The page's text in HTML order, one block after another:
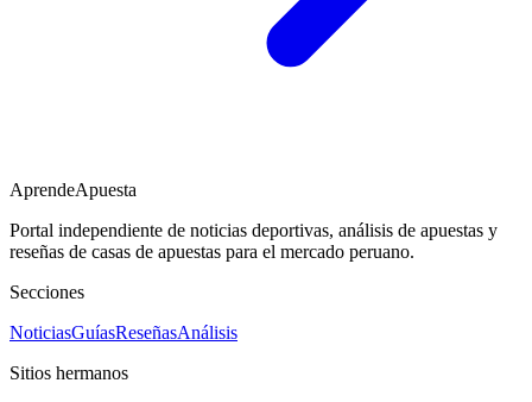
AprendeApuesta
Portal independiente de noticias deportivas, análisis de apuestas y
reseñas de casas de apuestas para el mercado peruano.
Secciones
NoticiasGuíasReseñasAnálisis
Sitios hermanos